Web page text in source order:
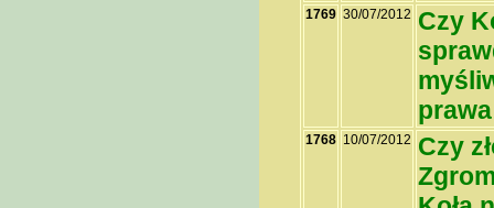
1769 30/07/2012 Czy
1768 10/07/2012 Czy